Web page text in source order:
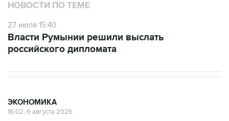
НОВОСТИ ПО ТЕМЕ
27 июля 15:40
Власти Румынии решили выслать
российского дипломата
ЭКОНОМИКА
16:02, 6 августа 2026